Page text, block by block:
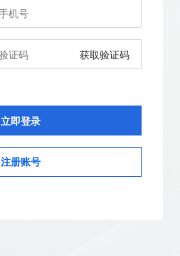
获取验证码
注册账号